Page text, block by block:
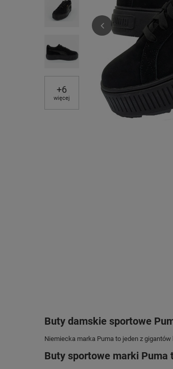
+6
więcej
Buty damskie sportowe
Niemiecka marka Puma to jeden z
Buty sportowe marki Puma